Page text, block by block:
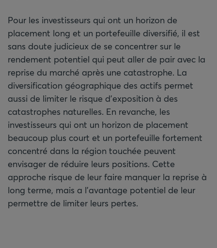
Pour les investisseurs qui ont un horizon de
placement long et un portefeuille diversifié, il est
sans doute judicieux de se concentrer sur le
rendement potentiel qui peut aller de pair avec la
reprise du marché après une catastrophe. La
diversification géographique des actifs permet
aussi de limiter le risque d’exposition à des
catastrophes naturelles. En revanche, les
investisseurs qui ont un horizon de placement
beaucoup plus court et un portefeuille fortement
concentré dans la région touchée peuvent
envisager de réduire leurs positions. Cette
approche risque de leur faire manquer la reprise à
long terme, mais a l’avantage potentiel de leur
permettre de limiter leurs pertes.